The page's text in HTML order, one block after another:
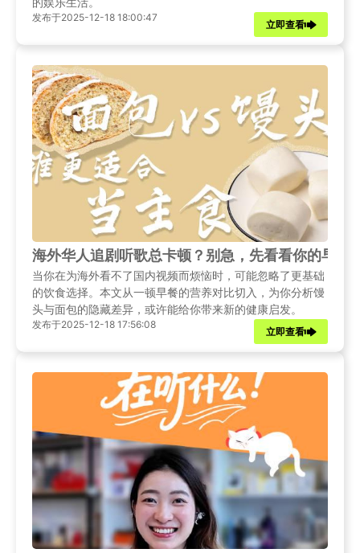
发布于2025-12-18 18:00:47
立即查看
海外华人追剧听歌总卡顿？别急，先看看你的早餐
当你在为海外看不了国内视频而烦恼时，可能忽略了更基础
的饮食选择。本文从一顿早餐的营养对比切入，为你分析馒
头与面包的隐藏差异，或许能给你带来新的健康启发。
发布于2025-12-18 17:56:08
立即查看